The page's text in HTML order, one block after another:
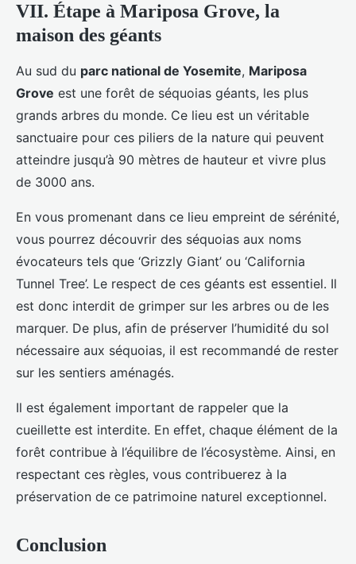
VII. Étape à Mariposa Grove, la
maison des géants
Au sud du parc national de Yosemite, Mariposa
Grove est une forêt de séquoias géants, les plus
grands arbres du monde. Ce lieu est un véritable
sanctuaire pour ces piliers de la nature qui peuvent
atteindre jusqu’à 90 mètres de hauteur et vivre plus
de 3000 ans.
En vous promenant dans ce lieu empreint de sérénité,
vous pourrez découvrir des séquoias aux noms
évocateurs tels que ‘Grizzly Giant’ ou ‘California
Tunnel Tree’. Le respect de ces géants est essentiel. Il
est donc interdit de grimper sur les arbres ou de les
marquer. De plus, afin de préserver l’humidité du sol
nécessaire aux séquoias, il est recommandé de rester
sur les sentiers aménagés.
Il est également important de rappeler que la
cueillette est interdite. En effet, chaque élément de la
forêt contribue à l’équilibre de l’écosystème. Ainsi, en
respectant ces règles, vous contribuerez à la
préservation de ce patrimoine naturel exceptionnel.
Conclusion